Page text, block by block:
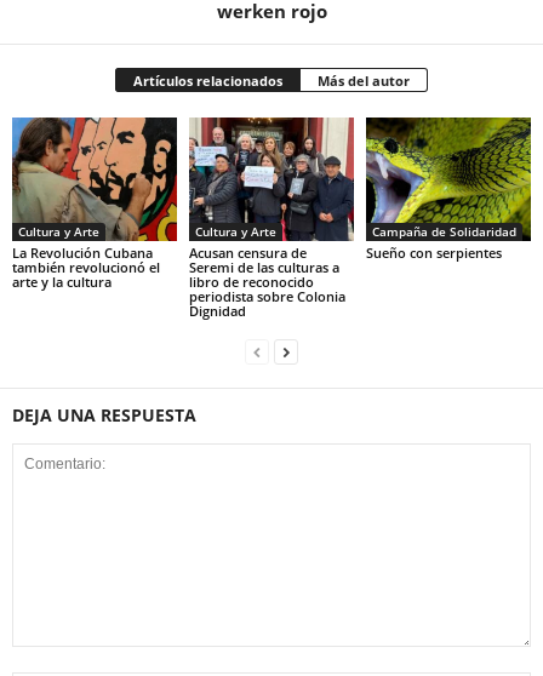
werken rojo
Artículos relacionados Más del autor
Cultura y Arte
La Revolución Cubana
también revolucionó el
arte y la cultura
Cultura y Arte
Acusan censura de
Seremi de las culturas a
libro de reconocido
periodista sobre Colonia
Dignidad
Campaña de Solidaridad
Sueño con serpientes
DEJA UNA RESPUESTA